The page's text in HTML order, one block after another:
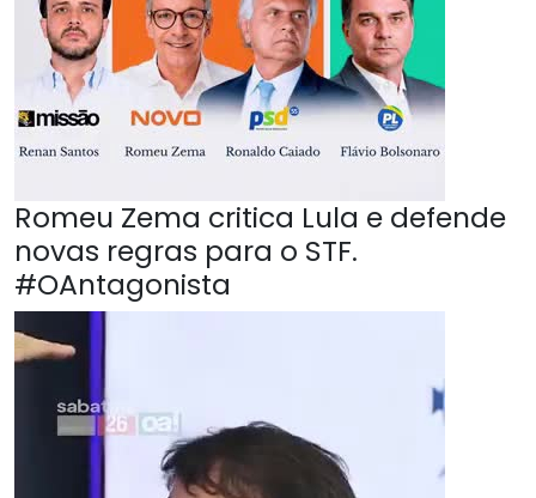
Romeu Zema critica Lula e defende
novas regras para o STF.
#OAntagonista